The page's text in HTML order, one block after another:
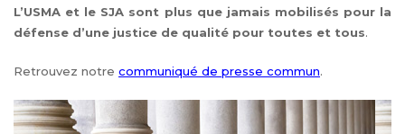
L’USMA et le SJA sont plus que jamais mobilisés pour la
défense d’une justice de qualité pour toutes et tous.
Retrouvez notre communiqué de presse commun.